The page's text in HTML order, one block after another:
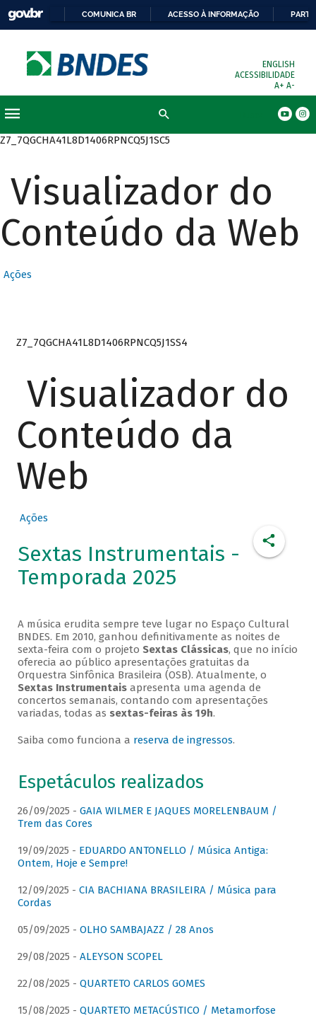
COMUNICA BR ACESSO À INFORMAÇÃO
ENGLISH
ACESSIBILIDADE
A+ A-
Z7_7QGCHA41L8D1406RPNCQ5J1SC5
Visualizador do
Conteúdo da Web
Ações
Z7_7QGCHA41L8D1406RPNCQ5J1SS4
Visualizador do
Conteúdo da
Web
Ações
Sextas Instrumentais -
Temporada 2025
A música erudita sempre teve lugar no Espaço Cultural
BNDES. Em 2010, ganhou definitivamente as noites de
sexta-feira com o projeto Sextas Clássicas, que no início
oferecia ao público apresentações gratuitas da
Orquestra Sinfônica Brasileira (OSB). Atualmente, o
Sextas Instrumentaisapresenta uma agenda de
concertos semanais, contando com apresentações
variadas, todas as sextas-feiras às 19h.
Saiba como funciona a reserva de ingressos.
Espetáculos realizados
26/09/2025 - GAIA WILMER E JAQUES MORELENBAUM /
Trem das Cores
19/09/2025 - EDUARDO ANTONELLO / Música Antiga:
Ontem, Hoje e Sempre!
12/09/2025 - CIA BACHIANA BRASILEIRA / Música para
Cordas
05/09/2025 - OLHO SAMBAJAZZ / 28 Anos
29/08/2025 - ALEYSON SCOPEL
22/08/2025 - QUARTETO CARLOS GOMES
15/08/2025 - QUARTETO METACÚSTICO / Metamorfose